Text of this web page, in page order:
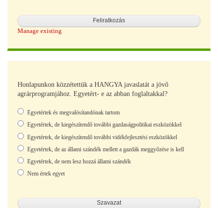
Manage existing
Honlapunkon közzétettük a HANGYA javaslatát a jövő
agrárprogramjához. Egyetért- e az abban foglaltakkal?
Választások
Egyetértek és megvalósítandónak tartom
Egyetértek, de kiegészítendő további gazdaságpolitikai eszközökkel
Egyetértek, de kiegészítendő további vidékfejlesztési eszközökkel
Egyetértek, de az állami szándék mellett a gazdák meggyőzése is kell
Egyetértek, de nem lesz hozzá állami szándék
Nem értek egyet